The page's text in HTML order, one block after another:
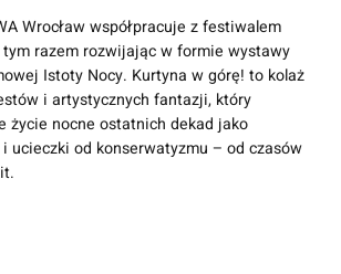
Wrocław współpracuje z festiwalem
tym razem rozwijając w formie wystawy
Istoty Nocy. Kurtyna w górę! to kolaż
i artystycznych fantazji, który
życie nocne ostatnich dekad jako
ucieczki od konserwatyzmu – od czasów